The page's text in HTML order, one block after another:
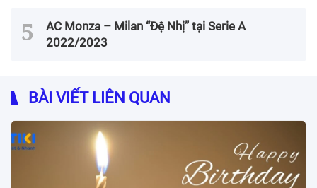
AC Monza – Milan “Đệ Nhị” tại Serie A
2022/2023
BÀI VIẾT LIÊN QUAN